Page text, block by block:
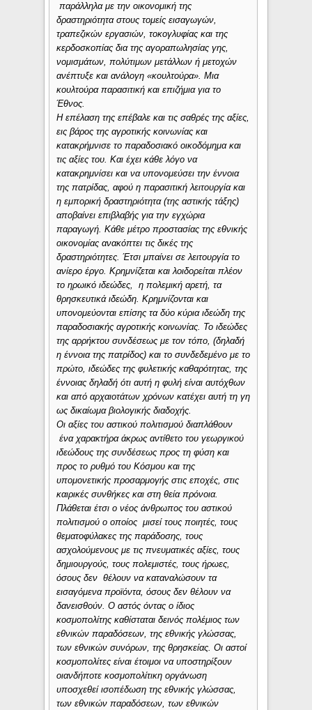
παράλληλα με την οικονομική της
δραστηριότητα στους τομείς εισαγωγών,
τραπεζικών εργασιών, τοκογλυφίας και της
κερδοσκοπίας δια της αγοραπωλησίας γης,
νομισμάτων, πολύτιμων μετάλλων ή μετοχών
ανέπτυξε και ανάλογη «κουλτούρα». Μια
κουλτούρα παρασιτική και επιζήμια για το
Έθνος.
Η επέλαση της επέβαλε και τις σαθρές της αξίες,
εις βάρος της αγροτικής κοινωνίας και
κατακρήμνισε το παραδοσιακό οικοδόμημα και
τις αξίες του. Και έχει κάθε λόγο να
κατακρημνίσει και να υπονομεύσει την έννοια
της πατρίδας, αφού η παρασιτική λειτουργία και
η εμπορική δραστηριότητα (της αστικής τάξης)
αποβαίνει επιβλαβής για την εγχώρια
παραγωγή. Κάθε μέτρο προστασίας της εθνικής
οικονομίας ανακόπτει τις δικές της
δραστηριότητες. Έτσι μπαίνει σε λειτουργία το
ανίερο έργο. Κρημνίζεται και λοιδορείται πλέον
το ηρωικό ιδεώδες, η πολεμική αρετή, τα
θρησκευτικά ιδεώδη. Κρημνίζονται και
υπονομεύονται επίσης τα δύο κύρια ιδεώδη της
παραδοσιακής αγροτικής κοινωνίας. Το ιδεώδες
της αρρήκτου συνδέσεως με τον τόπο, (δηλαδή
η έννοια της πατρίδος) και το συνδεδεμένο με το
πρώτο, ιδεώδες της φυλετικής καθαρότητας, της
έννοιας δηλαδή ότι αυτή η φυλή είναι αυτόχθων
και από αρχαιοτάτων χρόνων κατέχει αυτή τη γη
ως δικαίωμα βιολογικής διαδοχής.
Οι αξίες του αστικού πολιτισμού διαπλάθουν
ένα χαρακτήρα άκρως αντίθετο του γεωργικού
ιδεώδους της συνδέσεως προς τη φύση και
προς το ρυθμό του Κόσμου και της
υπομονετικής προσαρμογής στις εποχές, στις
καιρικές συνθήκες και στη θεία πρόνοια.
Πλάθεται έτσι ο νέος άνθρωπος του αστικού
πολιτισμού ο οποίος μισεί τους ποιητές, τους
θεματοφύλακες της παράδοσης, τους
ασχολούμενους με τις πνευματικές αξίες, τους
δημιουργούς, τους πολεμιστές, τους ήρωες,
όσους δεν θέλουν να καταναλώσουν τα
εισαγόμενα προϊόντα, όσους δεν θέλουν να
δανεισθούν. Ο αστός όντας ο ίδιος
κοσμοπολίτης καθίσταται δεινός πολέμιος των
εθνικών παραδόσεων, της εθνικής γλώσσας,
των εθνικών συνόρων, της θρησκείας. Οι αστοί
κοσμοπολίτες είναι έτοιμοι να υποστηρίξουν
οιανδήποτε κοσμοπολίτικη οργάνωση
υποσχεθεί ισοπέδωση της εθνικής γλώσσας,
των εθνικών παραδόσεων, των εθνικών